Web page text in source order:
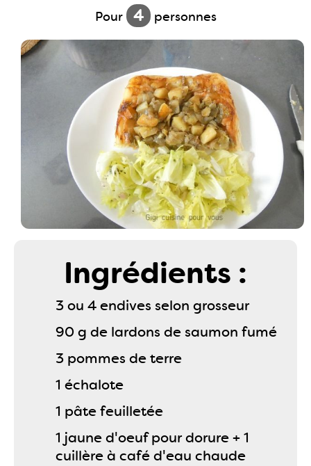
Pour 4 personnes
Ingrédients :
3 ou 4 endives selon grosseur
90 g de lardons de saumon fumé
3 pommes de terre
1 échalote
1 pâte feuilletée
1 jaune d'oeuf pour dorure + 1
cuillère à café d'eau chaude